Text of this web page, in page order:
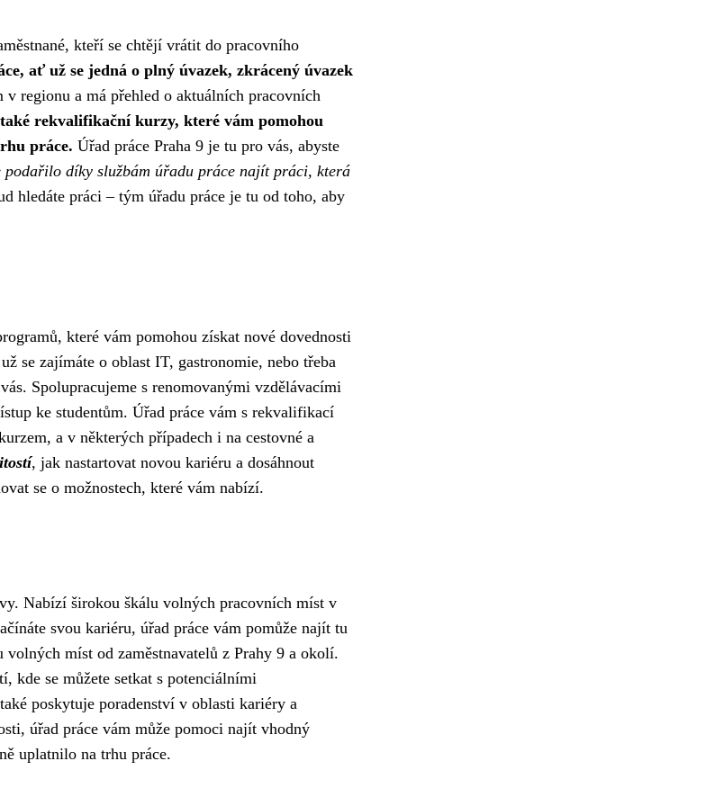
kteří se chtějí vrátit do pracovního
ať už se jedná o plný úvazek, zkrácený úvazek
v regionu a má přehled o aktuálních pracovních
rekvalifikační kurzy, které vám pomohou
práce. Úřad práce Praha 9 je tu pro vás, abyste
podařilo díky službám úřadu práce najít práci, která
hledáte práci – tým úřadu práce je tu od toho, aby
které vám pomohou získat nové dovednosti
se zajímáte o oblast IT, gastronomie, nebo třeba
Spolupracujeme s renomovanými vzdělávacími
ke studentům. Úřad práce vám s rekvalifikací
a v některých případech i na cestovné a
, jak nastartovat novou kariéru a dosáhnout
se o možnostech, které vám nabízí.
Nabízí širokou škálu volných pracovních míst v
svou kariéru, úřad práce vám pomůže najít tu
míst od zaměstnavatelů z Prahy 9 a okolí.
kde se můžete setkat s potenciálními
poskytuje poradenství v oblasti kariéry a
úřad práce vám může pomoci najít vhodný
uplatnilo na trhu práce.